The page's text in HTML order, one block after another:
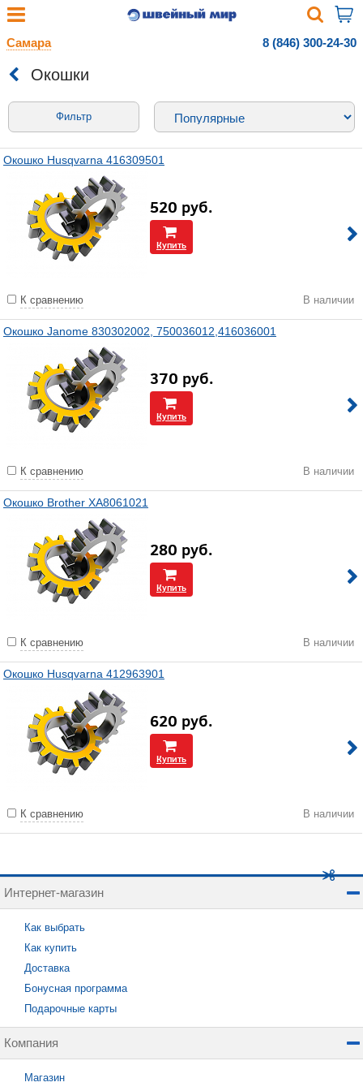
Самара 8 (846) 300-24-30
Окошки
Фильтр
Окошко Husqvarna 416309501
520 руб.
Купить
К сравнению В наличии
Окошко Janome 830302002, 750036012,416036001
370 руб.
Купить
К сравнению В наличии
Окошко Brother XA8061021
280 руб.
Купить
К сравнению В наличии
Окошко Husqvarna 412963901
620 руб.
Купить
К сравнению В наличии
Интернет-магазин
Как выбрать
Как купить
Доставка
Бонусная программа
Подарочные карты
Компания
Магазин